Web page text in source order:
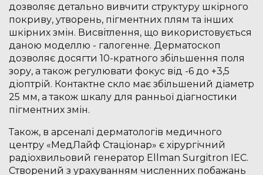
дозволяє детально вивчити структуру шкірного
покриву, утворень, пігментних плям та інших
шкірних змін. Висвітлення, що використовується
даною моделлю - галогенне. Дерматоскоп
дозволяє досягти 10-кратного збільшення поля
зору, а також регулювати фокус від -6 до +3,5
діоптрій. Контактне скло має збільшений діаметр
25 мм, а також шкалу для ранньої діагностики
пігментних змін.
Також, в арсеналі дерматологів медичного
центру «МедЛайф Стаціонар» є хірургічний
радіохвильовий генератор Ellman Surgitron IEC.
Створений з урахуванням численних побажань